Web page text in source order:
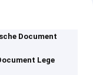
Document
Lege